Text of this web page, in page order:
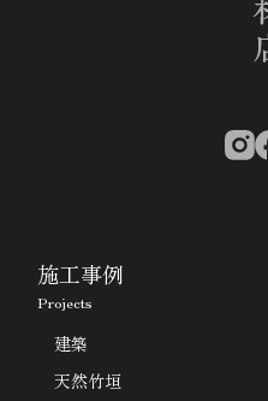
施工事例
Projects
建築
天然竹垣